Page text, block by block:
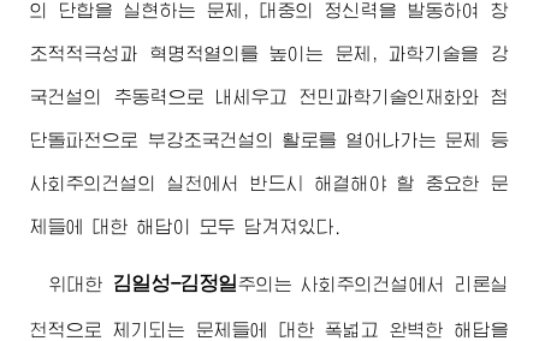
의 단합을 실현하는 문제, 대중의 정신력을 발동하여 창
조적적극성과 혁명적열의를 높이는 문제, 과학기술을 강
국건설의 추동력으로 내세우고 전민과학기술인재화와 첨
단돌파전으로 부강조국건설의 활로를 열어나가는 문제 등
사회주의건설의 실천에서 반드시 해결해야 할 중요한 문
제들에 대한 해답이 모두 담겨져있다.
위대한 김일성-김정일주의 는 사회주의건설에서 리론실
천적으로 제기되는 문제들에 대한 폭넓고 완벽한 해답을